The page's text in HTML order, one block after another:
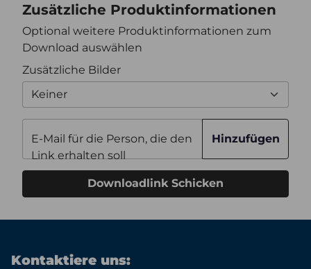
Zusätzliche Produktinformationen
Optional weitere Produktinformationen zum
Download auswählen
Zusätzliche Bilder
Keiner
E-Mail für die Person, die den
Link erhalten soll
Hinzufügen
Downloadlink Schicken
Kontaktiere uns: